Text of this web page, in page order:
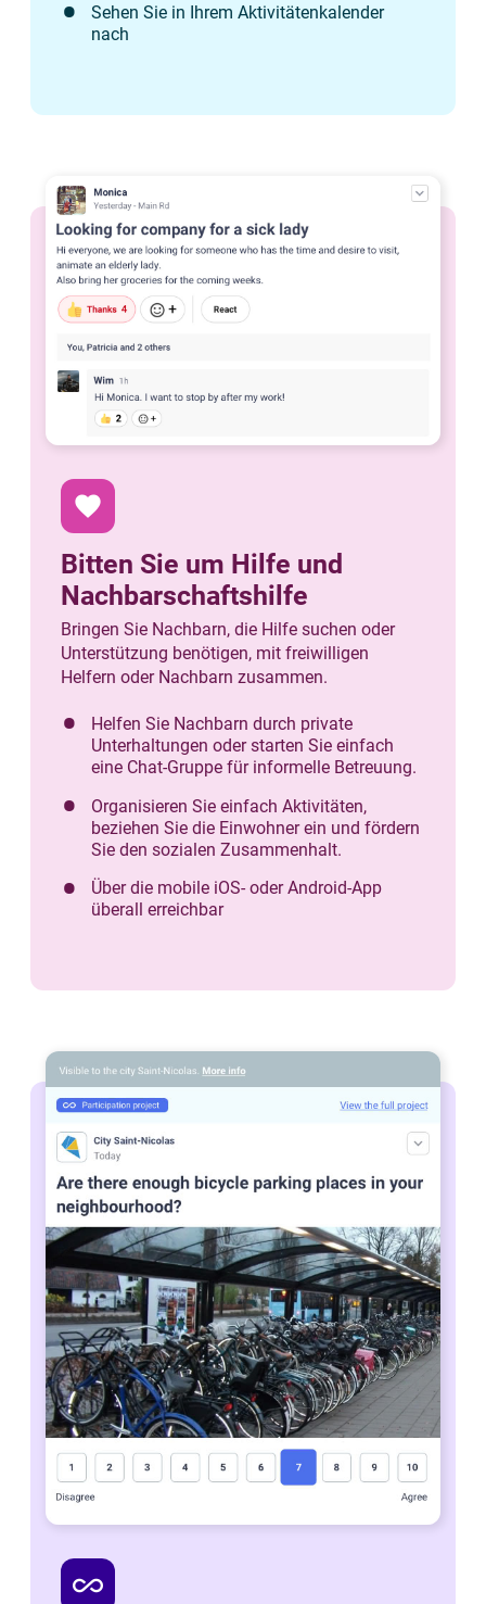
Sehen Sie in Ihrem Aktivitätenkalender
nach
favorite
Bitten Sie um Hilfe und
Nachbarschaftshilfe
Bringen Sie Nachbarn, die Hilfe suchen oder
Unterstützung benötigen, mit freiwilligen
Helfern oder Nachbarn zusammen.
Helfen Sie Nachbarn durch private
Unterhaltungen oder starten Sie einfach
eine Chat-Gruppe für informelle Betreuung.
Organisieren Sie einfach Aktivitäten,
beziehen Sie die Einwohner ein und fördern
Sie den sozialen Zusammenhalt.
Über die mobile iOS- oder Android-App
überall erreichbar
all_inclusive